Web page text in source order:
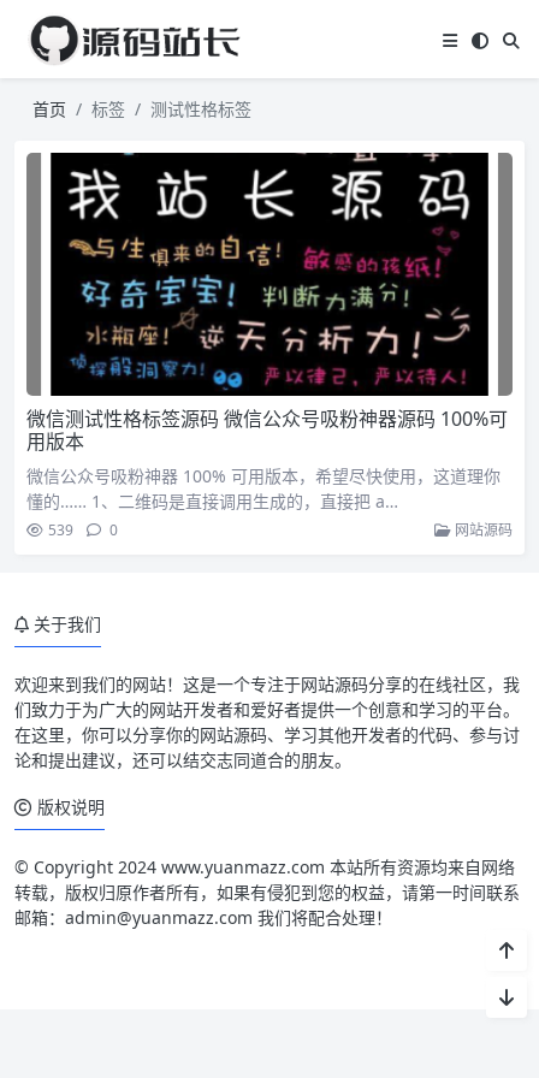
首页 标签 测试性格标签
微信测试性格标签源码 微信公众号吸粉神器源码 100%可
用版本
微信公众号吸粉神器 100% 可用版本，希望尽快使用，这道理你
懂的…… 1、二维码是直接调用生成的，直接把 a…
539 0 网站源码
关于我们
欢迎来到我们的网站！这是一个专注于网站源码分享的在线社区，我
们致力于为广大的网站开发者和爱好者提供一个创意和学习的平台。
在这里，你可以分享你的网站源码、学习其他开发者的代码、参与讨
论和提出建议，还可以结交志同道合的朋友。
版权说明
© Copyright 2024 www.yuanmazz.com 本站所有资源均来自网络
转载，版权归原作者所有，如果有侵犯到您的权益，请第一时间联系
邮箱：admin@yuanmazz.com 我们将配合处理！